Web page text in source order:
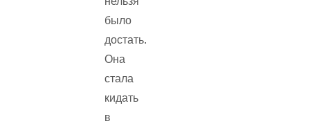
было
достать.
Она
стала
кидать
в